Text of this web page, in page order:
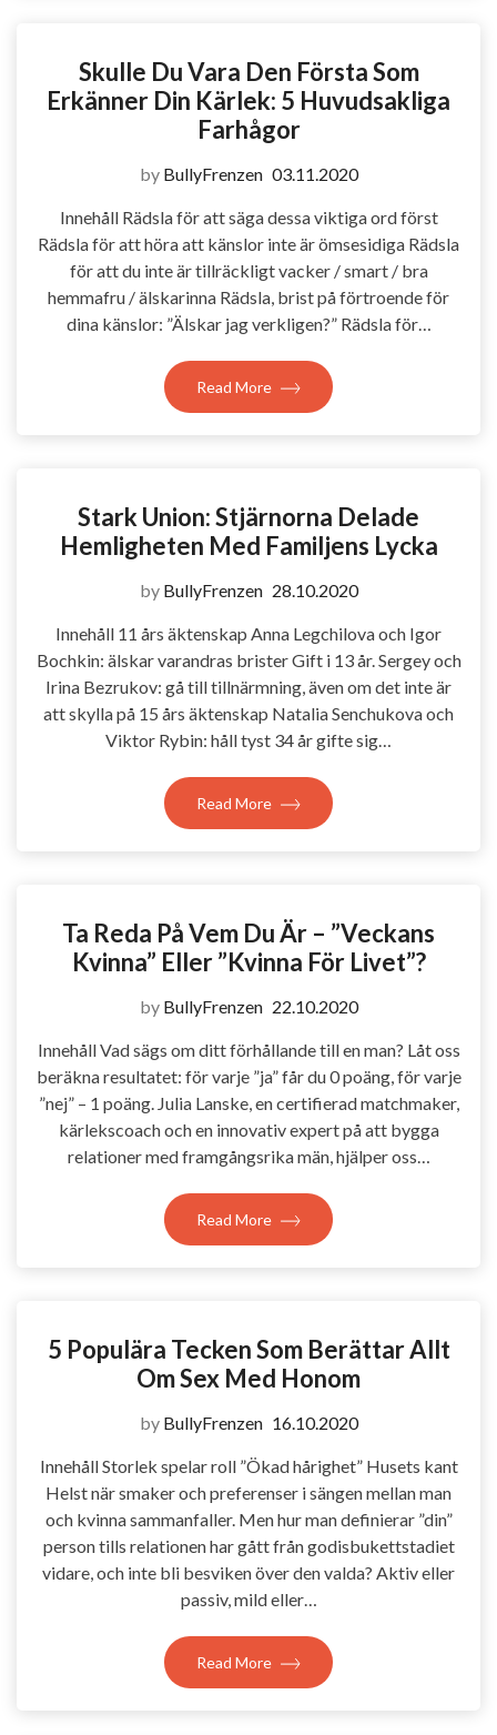
Skulle Du Vara Den Första Som
Erkänner Din Kärlek: 5 Huvudsakliga
Farhågor
by BullyFrenzen 03.11.2020
Innehåll Rädsla för att säga dessa viktiga ord först
Rädsla för att höra att känslor inte är ömsesidiga Rädsla
för att du inte är tillräckligt vacker / smart / bra
hemmafru / älskarinna Rädsla, brist på förtroende för
dina känslor: ”Älskar jag verkligen?” Rädsla för…
Read More
Stark Union: Stjärnorna Delade
Hemligheten Med Familjens Lycka
by BullyFrenzen 28.10.2020
Innehåll 11 års äktenskap Anna Legchilova och Igor
Bochkin: älskar varandras brister Gift i 13 år. Sergey och
Irina Bezrukov: gå till tillnärmning, även om det inte är
att skylla på 15 års äktenskap Natalia Senchukova och
Viktor Rybin: håll tyst 34 år gifte sig…
Read More
Ta Reda På Vem Du Är – ”veckans
Kvinna” Eller ”kvinna För Livet”?
by BullyFrenzen 22.10.2020
Innehåll Vad sägs om ditt förhållande till en man? Låt oss
beräkna resultatet: för varje ”ja” får du 0 poäng, för varje
”nej” – 1 poäng. Julia Lanske, en certifierad matchmaker,
kärlekscoach och en innovativ expert på att bygga
relationer med framgångsrika män, hjälper oss…
Read More
5 Populära Tecken Som Berättar Allt
Om Sex Med Honom
by BullyFrenzen 16.10.2020
Innehåll Storlek spelar roll ”Ökad hårighet” Husets kant
Helst när smaker och preferenser i sängen mellan man
och kvinna sammanfaller. Men hur man definierar ”din”
person tills relationen har gått från godisbukettstadiet
vidare, och inte bli besviken över den valda? Aktiv eller
passiv, mild eller…
Read More